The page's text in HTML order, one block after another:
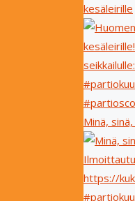
kesäleirille
Minä,